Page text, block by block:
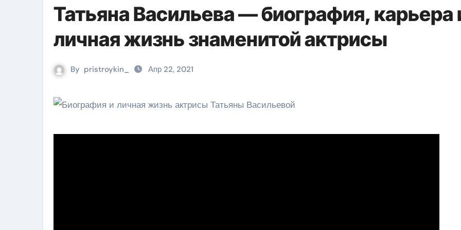
Татьяна Васильева — биография, карьера
личная жизнь знаменитой актрисы
By pristroykin_ Апр 22, 2021